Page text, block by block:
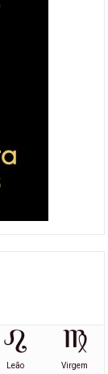
Leão Virgem